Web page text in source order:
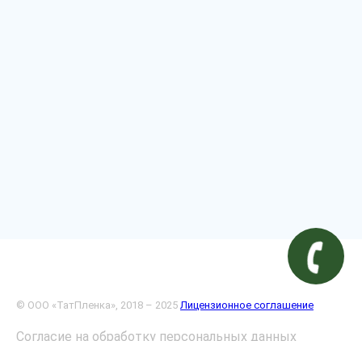
© ООО «ТатПленка», 2018 – 2025 Лицензионное соглашение
Согласие на обработку персональных данных